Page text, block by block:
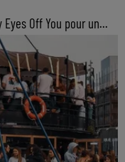
Off You pour un...